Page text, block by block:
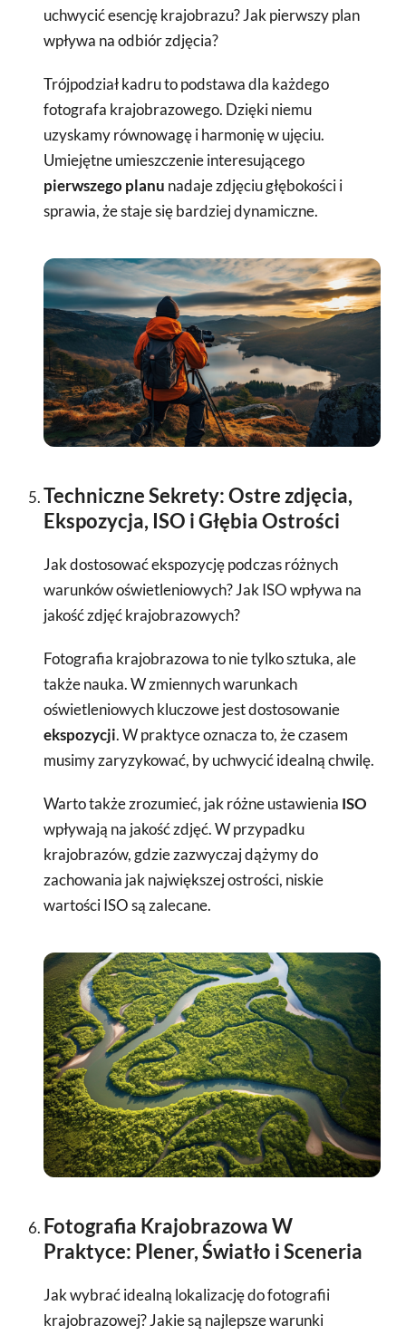
uchwycić esencję krajobrazu? Jak pierwszy plan
wpływa na odbiór zdjęcia?
Trójpodział kadru to podstawa dla każdego
fotografa krajobrazowego. Dzięki niemu
uzyskamy równowagę i harmonię w ujęciu.
Umiejętne umieszczenie interesującego
pierwszego planu nadaje zdjęciu głębokości i
sprawia, że staje się bardziej dynamiczne.
Techniczne Sekrety: Ostre zdjęcia,
Ekspozycja, ISO i Głębia Ostrości
Jak dostosować ekspozycję podczas różnych
warunków oświetleniowych? Jak ISO wpływa na
jakość zdjęć krajobrazowych?
Fotografia krajobrazowa to nie tylko sztuka, ale
także nauka. W zmiennych warunkach
oświetleniowych kluczowe jest dostosowanie
ekspozycji. W praktyce oznacza to, że czasem
musimy zaryzykować, by uchwycić idealną chwilę.
Warto także zrozumieć, jak różne ustawienia ISO
wpływają na jakość zdjęć. W przypadku
krajobrazów, gdzie zazwyczaj dążymy do
zachowania jak największej ostrości, niskie
wartości ISO są zalecane.
Fotografia Krajobrazowa W
Praktyce: Plener, Światło i Sceneria
Jak wybrać idealną lokalizację do fotografii
krajobrazowej? Jakie są najlepsze warunki